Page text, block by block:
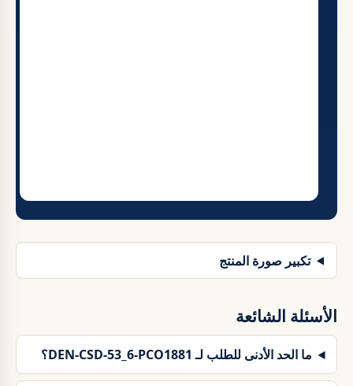
تكبير صورة المنتج
الأسئلة الشائعة
ما الحد الأدنى للطلب لـ DEN-CSD-53_6-PCO1881؟